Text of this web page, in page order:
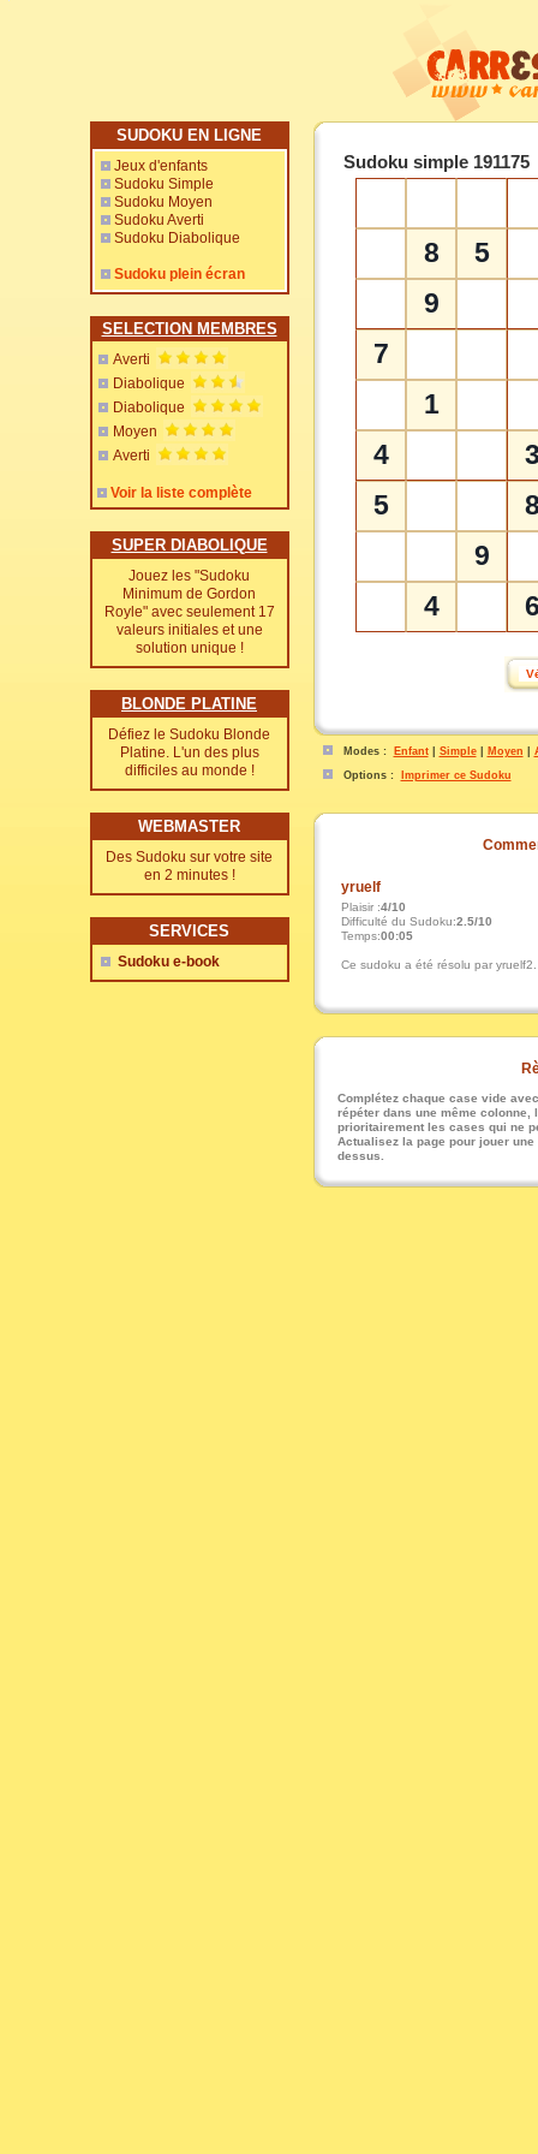
SUDOKU EN LIGNE
Jeux d'enfants
Sudoku Simple
Sudoku Moyen
Sudoku Averti
Sudoku Diabolique
Sudoku plein écran
SELECTION MEMBRES
Averti
Diabolique
Diabolique
Moyen
Averti
Voir la liste complète
SUPER DIABOLIQUE
Jouez les "Sudoku
Minimum de Gordon
Royle" avec seulement 17
valeurs initiales et une
solution unique !
BLONDE PLATINE
Défiez le Sudoku Blonde
Platine. L'un des plus
difficiles au monde !
WEBMASTER
Des Sudoku sur votre site
en 2 minutes !
SERVICES
Sudoku e-book
Sudoku simple 191175
8
5
9
7
1
4
5
9
4
Modes : Enfant| Simple| Moyen
Options :
Imprimer ce Sudoku
yruelf
Plaisir :4/10
Difficulté du Sudoku:2.5/10
Temps:00:05
Ce sudoku a été résolu par yruelf2.
Complétez chaque case vide
répéter dans une même
prioritairement les cases qui ne
Actualisez la page pour jouer
dessus.